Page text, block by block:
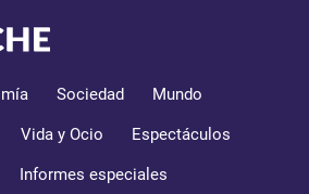
Sociedad Mundo
Vida y Ocio Espectáculos
Informes especiales